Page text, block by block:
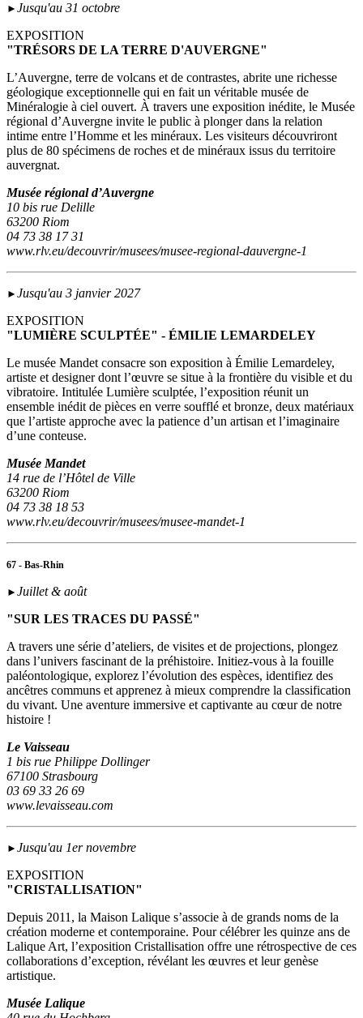
► Jusqu'au 31 octobre
EXPOSITION
"TRÉSORS DE LA TERRE D'AUVERGNE"
L’Auvergne, terre de volcans et de contrastes, abrite une richesse
géologique exceptionnelle qui en fait un véritable musée de
Minéralogie à ciel ouvert. À travers une exposition inédite, le Musée
régional d’Auvergne invite le public à plonger dans la relation
intime entre l’Homme et les minéraux. Les visiteurs découvriront
plus de 80 spécimens de roches et de minéraux issus du territoire
auvergnat.
Musée régional d’Auvergne
10 bis rue Delille
63200 Riom
04 73 38 17 31
www.rlv.eu/decouvrir/musees/musee-regional-dauvergne-1
► Jusqu'au 3 janvier 2027
EXPOSITION
"LUMIÈRE SCULPTÉE" - ÉMILIE LEMARDELEY
Le musée Mandet consacre son exposition à Émilie Lemardeley,
artiste et designer dont l’œuvre se situe à la frontière du visible et du
vibratoire. Intitulée Lumière sculptée, l’exposition réunit un
ensemble inédit de pièces en verre soufflé et bronze, deux matériaux
que l’artiste approche avec la patience d’un artisan et l’imaginaire
d’une conteuse.
Musée Mandet
14 rue de l’Hôtel de Ville
63200 Riom
04 73 38 18 53
www.rlv.eu/decouvrir/musees/musee-mandet-1
67 - Bas-Rhin
► Juillet & août
"SUR LES TRACES DU PASSÉ"
A travers une série d’ateliers, de visites et de projections, plongez
dans l’univers fascinant de la préhistoire. Initiez-vous à la fouille
paléontologique, explorez l’évolution des espèces, identifiez des
ancêtres communs et apprenez à mieux comprendre la classification
du vivant. Une aventure immersive et captivante au cœur de notre
histoire !
Le Vaisseau
1 bis rue Philippe Dollinger
67100 Strasbourg
03 69 33 26 69
www.levaisseau.com
► Jusqu'au 1er novembre
EXPOSITION
"CRISTALLISATION"
Depuis 2011, la Maison Lalique s’associe à de grands noms de la
création moderne et contemporaine. Pour célébrer les quinze ans de
Lalique Art, l’exposition Cristallisation offre une rétrospective de ces
collaborations d’exception, révélant les œuvres et leur genèse
artistique.
Musée Lalique